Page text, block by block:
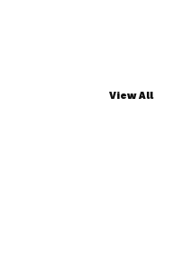
View All